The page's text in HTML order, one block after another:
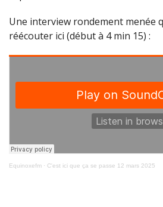
Une interview rondement menée
réécouter ici (début à 4 min 15) :
Equinoxefm · C'est ici que ça se passe 12 mars 2025